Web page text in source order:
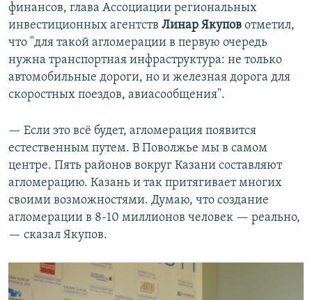
финансов, глава Ассоциации региональных
инвестиционных агентств Линар Якупов отметил,
что "для такой агломерации в первую очередь
нужна транспортная инфраструктура: не только
автомобильные дороги, но и железная дорога для
скоростных поездов, авиасообщения".
— Если это всё будет, агломерация появится
естественным путем. В Поволжье мы в самом
центре. Пять районов вокруг Казани составляют
агломерацию. Казань и так притягивает многих
своими возможностями. Думаю, что создание
агломерации в 8-10 миллионов человек — реально,
— сказал Якупов.